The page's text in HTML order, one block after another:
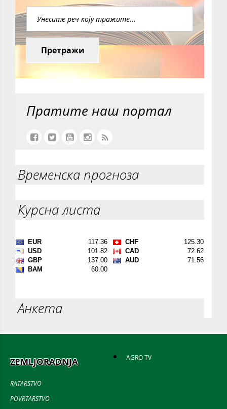
Претражи
Пратите наш портал
Временска прогноза
Курсна листа
Анкета
ZEMLJORADNJA
RATARSTVO
POVRTARSTVO
AGRO TV